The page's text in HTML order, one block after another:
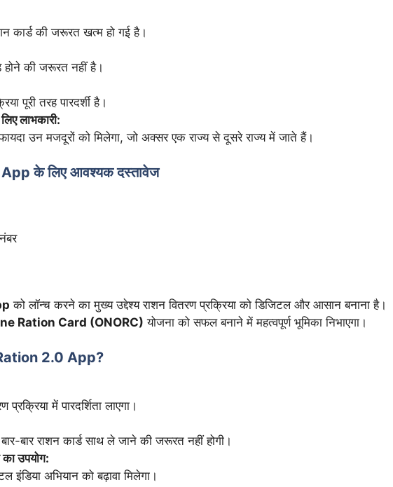
कार्ड की जरूरत खत्म हो गई है।
होने की जरूरत नहीं है।
पूरी तरह पारदर्शी है।
लाभकारी:
उन मजदूरों को मिलेगा, जो अक्सर एक राज्य से दूसरे राज्य में जाते हैं।
के लिए आवश्यक दस्तावेज
को लॉन्च करने का मुख्य उद्देश्य राशन वितरण प्रक्रिया को डिजिटल और आसान बनाना है।
Ration Card (ONORC) योजना को सफल बनाने में महत्वपूर्ण भूमिका निभाएगा।
2.0 App?
प्रक्रिया में पारदर्शिता लाएगा।
बार राशन कार्ड साथ ले जाने की जरूरत नहीं होगी।
उपयोग:
इंडिया अभियान को बढ़ावा मिलेगा।